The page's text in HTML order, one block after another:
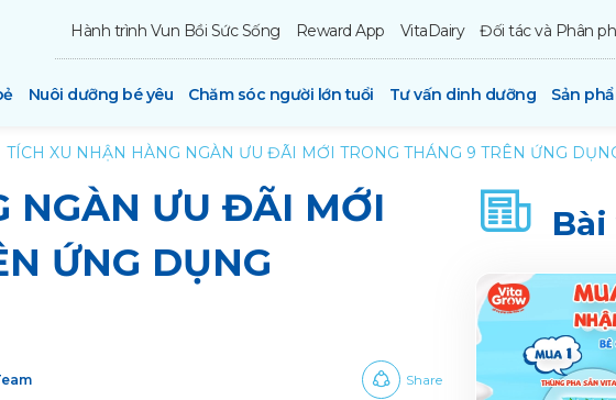
Hành trình Vun Bồi Sức Sống Reward App VitaDairy Đối tác và Phân
Nuôi dưỡng bé yêu Chăm sóc người lớn tuổi Tư vấn dinh dưỡng Sản
TÍCH XU NHẬN HÀNG NGÀN ƯU ĐÃI MỚI TRONG THÁNG 9 TRÊN ỨNG
NGÀN ƯU ĐÃI MỚI
ỨNG DỤNG
Share